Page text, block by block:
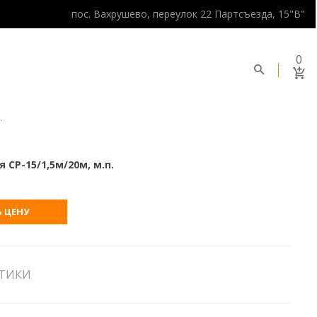
пос. Вахрушево, переулок 22 Партсъезда, 15"В"
0
СР-15/1,5м/20м, м.п.
ЦЕНУ